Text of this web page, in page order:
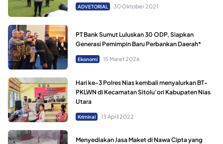
ADVETORIAL 30 Oktober 2021
PT Bank Sumut Luluskan 30 ODP, Siapkan
Generasi Pemimpin Baru Perbankan Daerah*
Ekonomi 15 Maret 2026
Hari ke-3 Polres Nias kembali menyalurkan BT-
PKLWN di Kecamatan Sitolu’ori Kabupaten Nias
Utara
Kriminal 13 April 2022
Menyediakan Jasa Maket di Nawa Cipta yang